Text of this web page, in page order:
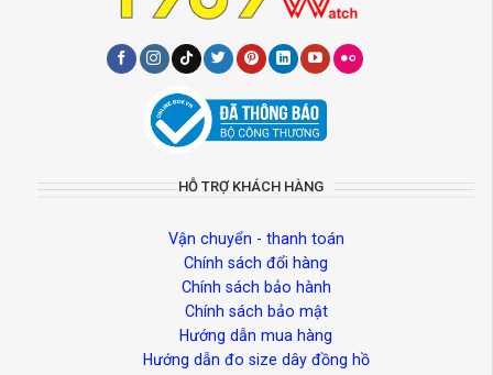
HỖ TRỢ KHÁCH HÀNG
Vận chuyển - thanh toán
Chính sách đổi hàng
Chính sách bảo hành
Chính sách bảo mật
Hướng dẫn mua hàng
Hướng dẫn đo size dây đồng hồ